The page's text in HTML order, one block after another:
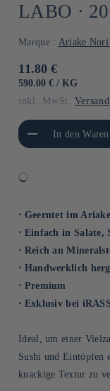
LABO ⋅
Marque : Ariake Nori
Normaler
Preis
11.80 €
GRUNDPREIS
590.00 € / PRO
KG
inkl. MwSt.Versand
die Menge für
TitleIn den
⋅ Geerntet im
⋅ Einfach in Salate,
⋅ Reich an
⋅ Handwerklich
⋅ Premium
⋅ Exklusiv bei
Ideal, um einer
Sushi und Eintöpfen
knackige Textur zu